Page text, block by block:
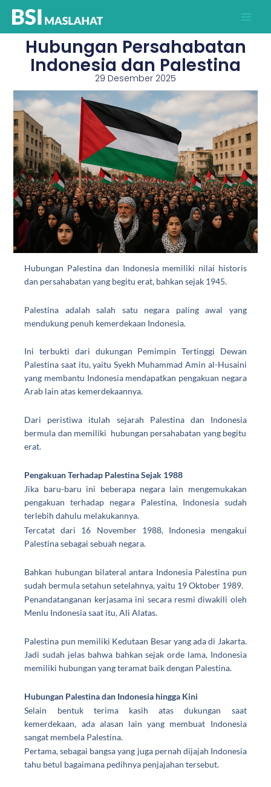
Lewati
Hubungan Persahabatan
Indonesia dan Palestina
29 Desember 2025
Hubungan Palestina dan Indonesiamemiliki nilai historis
dan persahabatan yang begitu erat, bahkan sejak 1945.
Palestina adalah salah satu negara paling awal yang
mendukung penuh kemerdekaan Indonesia.
Ini terbukti dari dukungan Pemimpin Tertinggi Dewan
Palestina saat itu, yaitu Syekh Muhammad Amin al-Husaini
yang membantu Indonesia mendapatkan pengakuan negara
Arab lain atas kemerdekaannya.
Dari peristiwa itulah sejarah Palestina dan Indonesia
bermula dan memiliki hubungan persahabatan yang begitu
erat.
Pengakuan Terhadap Palestina Sejak 1988
Jika baru-baru ini beberapa negara lain mengemukakan
pengakuan terhadap negara Palestina, Indonesia sudah
terlebih dahulu melakukannya.
Tercatat dari 16 November 1988, Indonesia mengakui
Palestina sebagai sebuah negara.
Bahkan hubungan bilateral antara Indonesia Palestina pun
sudah bermula setahun setelahnya, yaitu 19 Oktober 1989.
Penandatanganan kerjasama ini secara resmi diwakili oleh
Menlu Indonesia saat itu, Ali Alatas.
Palestina pun memiliki Kedutaan Besar yang ada di Jakarta.
Jadi sudah jelas bahwa bahkan sejak orde lama, Indonesia
memiliki hubungan yang teramat baik dengan Palestina.
Hubungan Palestina dan Indonesia hingga Kini
Selain bentuk terima kasih atas dukungan saat
kemerdekaan, ada alasan lain yang membuat Indonesia
sangat membela Palestina.
Pertama, sebagai bangsa yang juga pernah dijajah Indonesia
tahu betul bagaimana pedihnya penjajahan tersebut.